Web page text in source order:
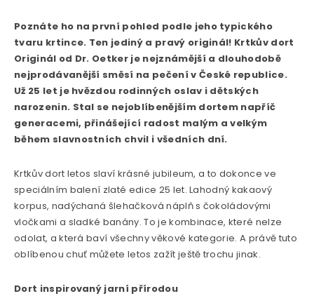
Poznáte ho na první pohled podle jeho typického
tvaru krtince. Ten jediný a pravý originál! Krtkův dort
Originál od Dr. Oetker je nejznámější a dlouhodobě
nejprodávanější směsí na pečení v České republice.
Už 25 let je hvězdou rodinných oslav i dětských
narozenin. Stal se nejoblíbenějším dortem napříč
generacemi, přinášející radost malým a velkým
během slavnostních chvil i všedních dní.
Krtkův dort letos slaví krásné jubileum, a to dokonce ve
speciálním balení zlaté edice 25 let. Lahodný kakaový
korpus, nadýchaná šlehačková náplň s čokoládovými
vločkami a sladké banány. To je kombinace, které nelze
odolat, a která baví všechny věkové kategorie. A právě tuto
oblíbenou chuť můžete letos zažít ještě trochu jinak.
Dort inspirovaný jarní přírodou